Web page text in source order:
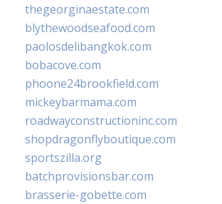
thegeorginaestate.com
blythewoodseafood.com
paolosdelibangkok.com
bobacove.com
phoone24brookfield.com
mickeybarmama.com
roadwayconstructioninc.com
shopdragonflyboutique.com
sportszilla.org
batchprovisionsbar.com
brasserie-gobette.com